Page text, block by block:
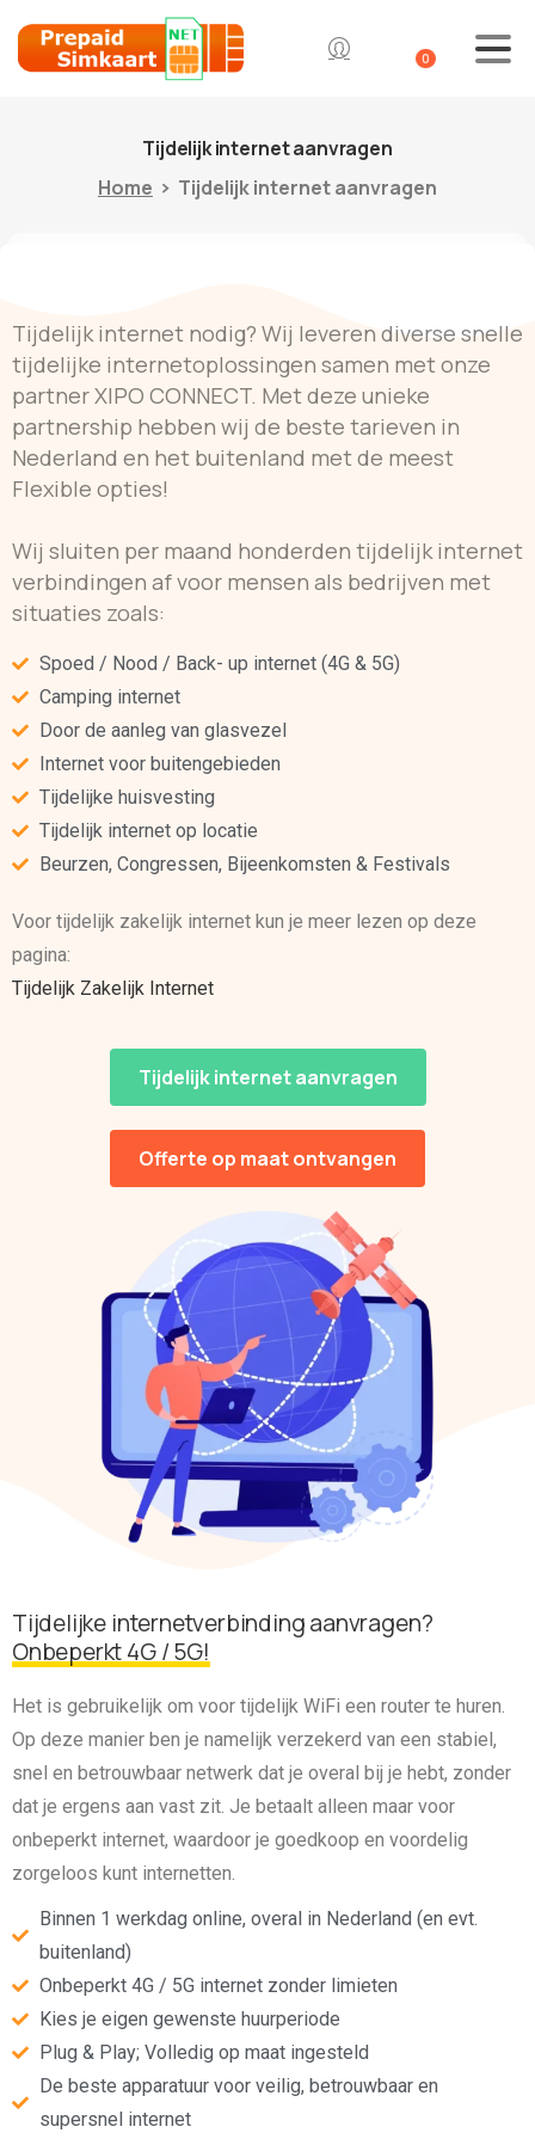
0
Tijdelijkinternetaanvragen
Home
Tijdelijk internet aanvragen
Tijdelijk internet nodig? Wij leveren diverse snelle
tijdelijke internetoplossingen samen met onze
partner XIPO CONNECT. Met deze unieke
partnership hebben wij de beste tarieven in
Nederland en het buitenland met de meest
Flexible opties!
Wij sluiten per maand honderden tijdelijk internet
verbindingen af voor mensen als bedrijven met
situaties zoals:
Spoed / Nood / Back- up internet (4G & 5G)
Camping internet
Door de aanleg van glasvezel
Internet voor buitengebieden
Tijdelijke huisvesting
Tijdelijk internet op locatie
Beurzen, Congressen, Bijeenkomsten & Festivals
Voor tijdelijk zakelijk internet kun je meer lezen op deze
pagina:
Tijdelijk Zakelijk Internet
Tijdelijk internet aanvragen
Offerte op maat ontvangen
Tijdelijke internetverbinding aanvragen?
Onbeperkt 4G / 5G!
Het is gebruikelijk om voor tijdelijk WiFi een router te huren.
Op deze manier ben je namelijk verzekerd van een stabiel,
snel en betrouwbaar netwerk dat je overal bij je hebt, zonder
dat je ergens aan vast zit. Je betaalt alleen maar voor
onbeperkt internet, waardoor je goedkoop en voordelig
zorgeloos kunt internetten.
Binnen 1 werkdag online, overal in Nederland (en evt.
buitenland)
Onbeperkt 4G / 5G internet zonder limieten
Kies je eigen gewenste huurperiode
Plug & Play; Volledig op maat ingesteld
De beste apparatuur voor veilig, betrouwbaar en
supersnel internet